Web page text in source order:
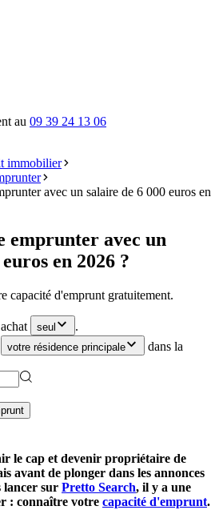
au 09 39 24 13 06
immobilier
avec un salaire de 6 000 euros en
emprunter avec un
en 2026 ?
capacité d'emprunt gratuitement.
seul
.
votre résidence principale
dans la
le cap et devenir propriétaire de
avant de plonger dans les annonces
lancer sur Pretto Search, il y a une
: connaître votre capacité d'emprunt.